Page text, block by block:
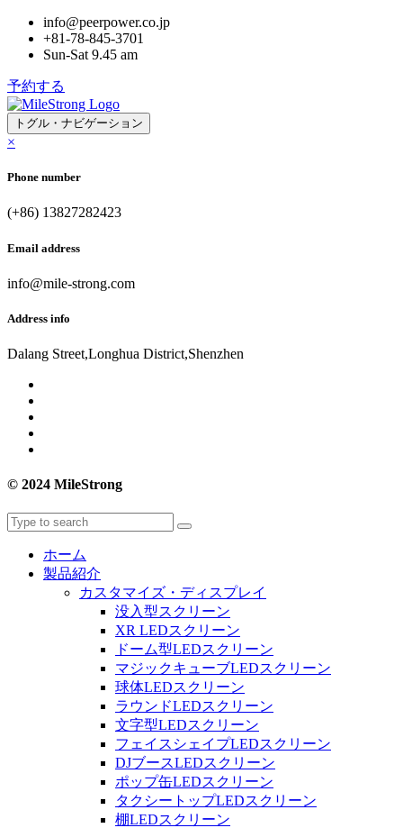
info@peerpower.co.jp
+81-78-845-3701
Sun-Sat 9.45 am
予約する
トグル・ナビゲーション
×
Phone number
(+86) 13827282423
Email address
info@mile-strong.com
Address info
Dalang Street,Longhua District,Shenzhen
© 2024 MileStrong
ホーム
製品紹介
カスタマイズ・ディスプレイ
没入型スクリーン
XR LEDスクリーン
ドーム型LEDスクリーン
マジックキューブLEDスクリーン
球体LEDスクリーン
ラウンドLEDスクリーン
文字型LEDスクリーン
フェイスシェイプLEDスクリーン
DJブースLEDスクリーン
ポップ缶LEDスクリーン
タクシートップLEDスクリーン
棚LEDスクリーン